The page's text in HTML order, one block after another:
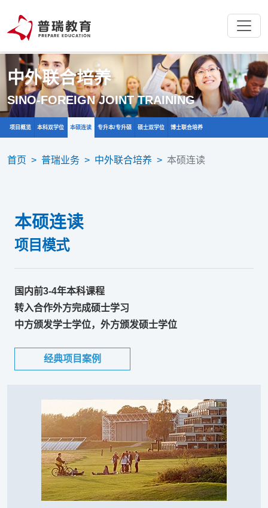
中外联合培养
SINO-FOREIGN JOINT TRAINING
项目概览 本科双学位
首页 > 普瑞业务 > 中外联合培养 > 本硕连读
本硕连读
项目模式
国内前3-4年本科课程
转入合作外方完成硕士学习
中方颁发学士学位，外方颁发硕士学位
经典项目案例